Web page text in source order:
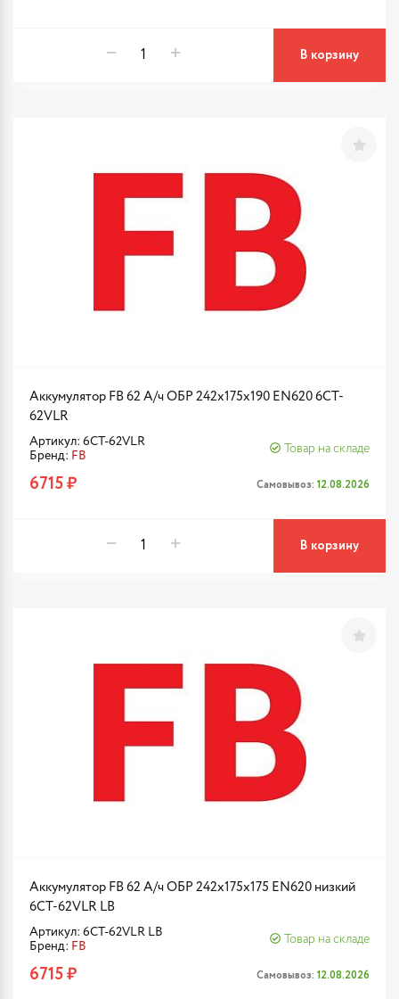
В корзину
Аккумулятор FB 62 А/ч ОБР 242х175х190 EN620 6CT-
62VLR
Артикул: 6CT-62VLR
Бренд: FB
Товар на складе
6715 ₽ Самовывоз: 12.08.2026
В корзину
Аккумулятор FB 62 А/ч ОБР 242х175х175 EN620 низкий
6CT-62VLR LB
Артикул: 6CT-62VLR LB
Бренд: FB
Товар на складе
6715 ₽ Самовывоз: 12.08.2026